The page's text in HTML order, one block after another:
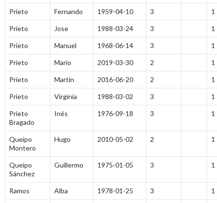
Prieto Fernando 1959-04-10 3 1
Prieto Jose 1988-03-24 3 1
Prieto Manuel 1968-06-14 3 1
Prieto Mario 2019-03-30 2 1
Prieto Martín 2016-06-20 2 1
Prieto Virginia 1988-03-02 3 1
Prieto
Bragado
Inés 1976-09-18 3 1
Queipo
Montero
Hugo 2010-05-02 2 1
Queipo
Sánchez
Guillermo 1975-01-05 3 1
Ramos Alba 1978-01-25 3 1